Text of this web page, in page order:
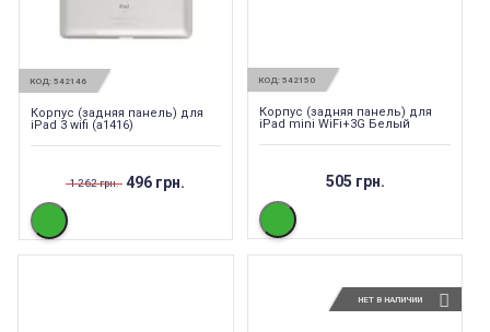
КОД: 542146
Корпус (задняя панель) для
iPad 3 wifi (a1416)
1 262 грн. 496 грн.
КОД: 542150
Корпус (задняя панель) для
iPad mini WiFi+3G Белый
505 грн.
НЕТ В НАЛИЧИИ